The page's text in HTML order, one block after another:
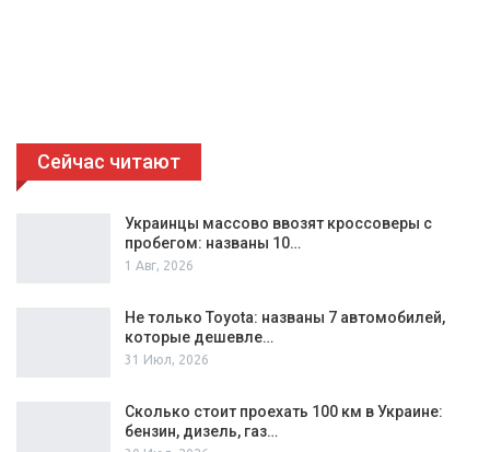
Сейчас читают
Украинцы массово ввозят кроссоверы с
пробегом: названы 10…
1 Авг, 2026
Не только Toyota: названы 7 автомобилей,
которые дешевле…
31 Июл, 2026
Сколько стоит проехать 100 км в Украине:
бензин, дизель, газ…